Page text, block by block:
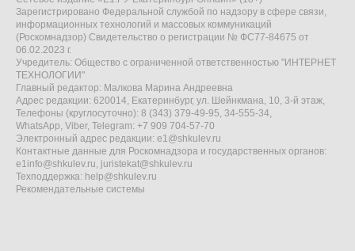
Зарегистрировано Федеральной службой по надзору в сфере связи,
информационных технологий и массовых коммуникаций
(Роскомнадзор) Свидетельство о регистрации № ФС77-84675 от
06.02.2023 г.
Учредитель: Общество с ограниченной ответственностью "ИНТЕРНЕТ
ТЕХНОЛОГИИ"
Главный редактор: Малкова Марина Андреевна
Адрес редакции: 620014, Екатеринбург, ул. Шейнкмана, 10, 3-й этаж,
Телефоны (круглосуточно): 8 (343) 379-49-95, 34-555-34,
WhatsApp, Viber, Telegram: +7 909 704-57-70
Электронный адрес редакции: e1@shkulev.ru
Контактные данные для Роскомнадзора и государственных органов:
e1info@shkulev.ru, juristekat@shkulev.ru
Техподдержка: help@shkulev.ru
Рекомендательные системы